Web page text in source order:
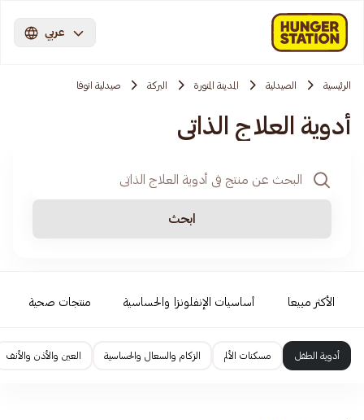
عربي
الرئيسية الصيدلية المدينة المنورة البركة صيدلية انوفا
أدوية العلاج الذاتي
ابحث
الأكثر مبيعا أساسيات الإنفلونزا والحساسية منتجات صحية
أدوية الطفل مسكنات الألم الزكام والسعال والحساسية العين والأذن والأنف